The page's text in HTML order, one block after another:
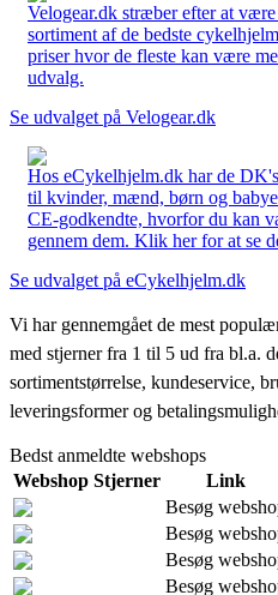
Velogear.dk stræber efter at
sortiment af de bedste
priser hvor de fleste kan være
udvalg.
Se udvalget på Velogear.dk
Hos eCykelhjelm.dk har de
til kvinder, mænd, børn og
CE-godkendte, hvorfor du kan
gennem dem. Klik her for at se
Se udvalget på eCykelhjelm.dk
Vi har gennemgået de mest
med stjerner fra 1 til 5 ud fra bl.a.
sortimentstørrelse, kundeservice,
leveringsformer og
Bedst anmeldte webshops
Webshop Stjerner
Link
Besøg
Besøg
Besøg
Besøg